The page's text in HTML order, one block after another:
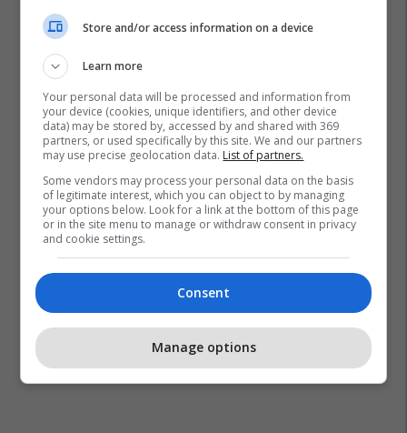
Marrëveshje Bashkëpunimi
Store and/or access information on a device
Learn more
Your personal data will be processed and information from
your device (cookies, unique identifiers, and other device
data) may be stored by, accessed by and shared with 369
partners, or used specifically by this site. We and our partners
may use precise geolocation data. List of partners.
Some vendors may process your personal data on the basis
of legitimate interest, which you can object to by managing
your options below. Look for a link at the bottom of this page
or in the site menu to manage or withdraw consent in privacy
and cookie settings.
Consent
Manage options